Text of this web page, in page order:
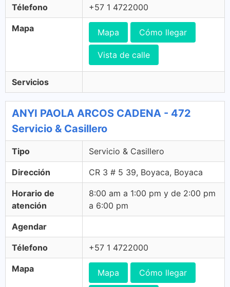
Télefono +57 1 4722000
Mapa Mapa Cómo llegar
Vista de calle
Servicios
ANYI PAOLA ARCOS CADENA - 472
Servicio & Casillero
Tipo Servicio & Casillero
Dirección CR 3 # 5 39, Boyaca, Boyaca
Horario de
atención
8:00 am a 1:00 pm y de 2:00 pm
a 6:00 pm
Agendar
Télefono +57 1 4722000
Mapa Mapa Cómo llegar